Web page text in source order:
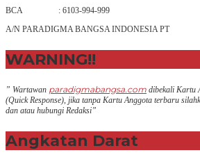
BCA : 6103-994-999
A/N PARADIGMA BANGSA INDONESIA PT
WARNING!!
” Wartawan paradigmabangsa.com dibekali Kartu
(Quick Response), jika tanpa Kartu Anggota terbaru
dan atau hubungi Redaksi”
Angkatan Darat